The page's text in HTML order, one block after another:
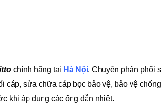
chính hãng tại Hà Nội. Chuyên phân phối
cáp, sửa chữa cáp bọc bảo vệ, bảo vệ
khi áp dụng các ống dẫn nhiệt.